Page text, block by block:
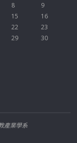
8
9
15
16
22
23
29
30
產業學系